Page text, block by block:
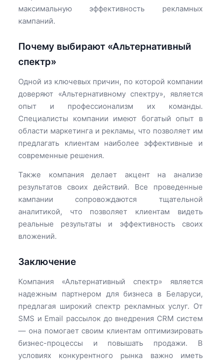
максимальную эффективность рекламных
кампаний.
Почему выбирают «Альтернативный
спектр»
Одной из ключевых причин, по которой компании
доверяют «Альтернативному спектру», является
опыт и профессионализм их команды.
Специалисты компании имеют богатый опыт в
области маркетинга и рекламы, что позволяет им
предлагать клиентам наиболее эффективные и
современные решения.
Также компания делает акцент на анализе
результатов своих действий. Все проведенные
кампании сопровождаются тщательной
аналитикой, что позволяет клиентам видеть
реальные результаты и эффективность своих
вложений.
Заключение
Компания «Альтернативный спектр» является
надежным партнером для бизнеса в Беларуси,
предлагая широкий спектр рекламных услуг. От
SMS и Email рассылок до внедрения CRM систем
— она помогает своим клиентам оптимизировать
бизнес-процессы и повышать продажи. В
условиях конкурентного рынка важно иметь